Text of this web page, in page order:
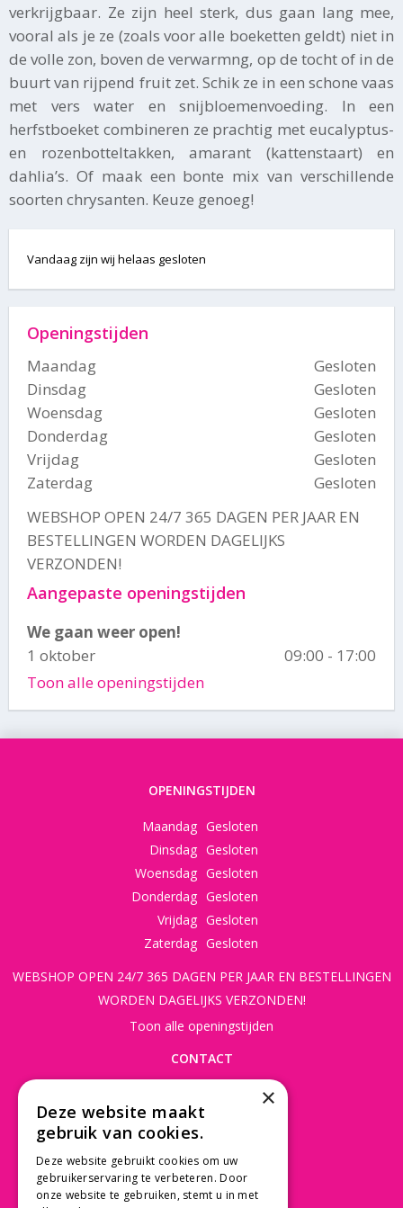
verkrijgbaar. Ze zijn heel sterk, dus gaan lang mee,
vooral als je ze (zoals voor alle boeketten geldt) niet in
de volle zon, boven de verwarmng, op de tocht of in de
buurt van rijpend fruit zet. Schik ze in een schone vaas
met vers water en snijbloemenvoeding. In een
herfstboeket combineren ze prachtig met eucalyptus-
en rozenbotteltakken, amarant (kattenstaart) en
dahlia’s. Of maak een bonte mix van verschillende
soorten chrysanten. Keuze genoeg!
Vandaag zijn wij helaas gesloten
Openingstijden
Maandag
Gesloten
Dinsdag
Gesloten
Woensdag
Gesloten
Donderdag
Gesloten
Vrijdag
Gesloten
Zaterdag
Gesloten
WEBSHOP OPEN 24/7 365 DAGEN PER JAAR EN
BESTELLINGEN WORDEN DAGELIJKS
VERZONDEN!
Aangepaste openingstijden
We gaan weer open!
1 oktober
09:00 - 17:00
Toon alle openingstijden
OPENINGSTIJDEN
Maandag Gesloten
Dinsdag Gesloten
Woensdag Gesloten
Donderdag Gesloten
Vrijdag Gesloten
Zaterdag Gesloten
WEBSHOP OPEN 24/7 365 DAGEN PER JAAR EN BESTELLINGEN
WORDEN DAGELIJKS VERZONDEN!
Toon alle openingstijden
CONTACT
3997 MK 't Goy
030 - 60 11 365
info@tuincentrumdebruijn.nl
×
Deze website maakt
gebruik van cookies.
Deze website gebruikt cookies om uw
gebruikerservaring te verbeteren. Door
onze website te gebruiken, stemt u in met